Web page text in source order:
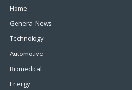
Home
General News
Technology
Automotive
Biomedical
Energy